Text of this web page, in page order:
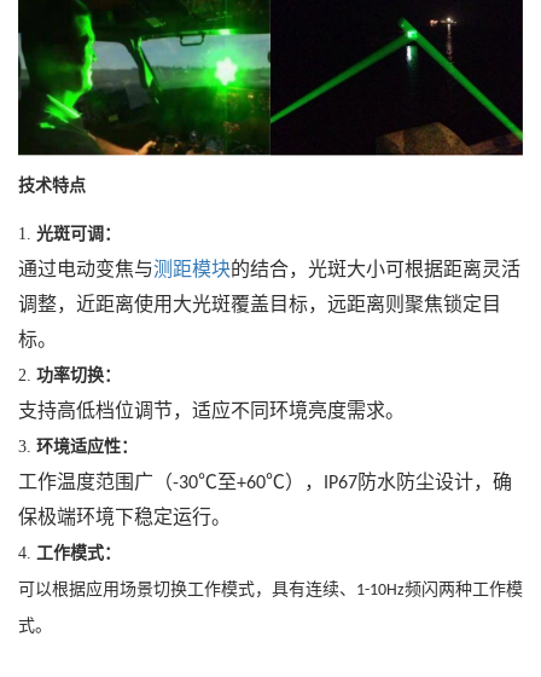
技术特点
1. 光斑可调：
通过电动变焦与测距模块的结合，光斑大小可根据距离灵活
调整，近距离使用大光斑覆盖目标，远距离则聚焦锁定目
标。
2. 功率切换：
支持高低档位调节，适应不同环境亮度需求。
3. 环境适应性：
工作温度范围广（-30℃至+60℃）， IP67防水防尘设计，确
保极端环境下稳定运行。
4. 工作模式：
可以根据应用场景切换工作模式，具有连续、 1-10Hz频闪两种工作模
式。